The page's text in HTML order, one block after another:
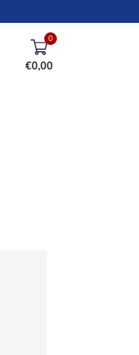
0
€0,00